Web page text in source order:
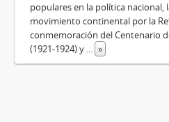
populares en la política nacional,
movimiento continental por la
conmemoración del Centenario
(1921-1924) y ... »